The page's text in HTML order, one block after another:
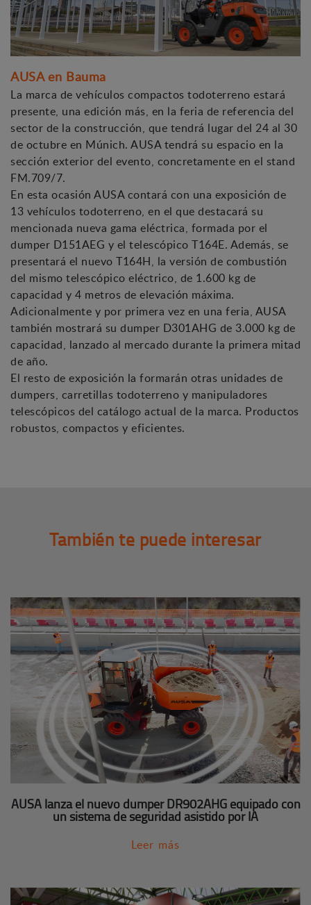
AUSA en Bauma
La marca de vehículos compactos todoterreno estará
presente, una edición más, en la feria de referencia del
sector de la construcción, que tendrá lugar del 24 al 30
de octubre en Múnich. AUSA tendrá su espacio en la
sección exterior del evento, concretamente en el stand
FM.709/7.
En esta ocasión AUSA contará con una exposición de
13 vehículos todoterreno, en el que destacará su
mencionada nueva gama eléctrica, formada por el
dumper D151AEG y el telescópico T164E. Además, se
presentará el nuevo T164H, la versión de combustión
del mismo telescópico eléctrico, de 1.600 kg de
capacidad y 4 metros de elevación máxima.
Adicionalmente y por primera vez en una feria, AUSA
también mostrará su dumper D301AHG de 3.000 kg de
capacidad, lanzado al mercado durante la primera mitad
de año.
El resto de exposición la formarán otras unidades de
dumpers, carretillas todoterreno y manipuladores
telescópicos del catálogo actual de la marca. Productos
robustos, compactos y eficientes.
También te puede interesar
AUSA lanza el nuevo dumper DR902AHG equipado con
un sistema de seguridad asistido por IA
Leer más